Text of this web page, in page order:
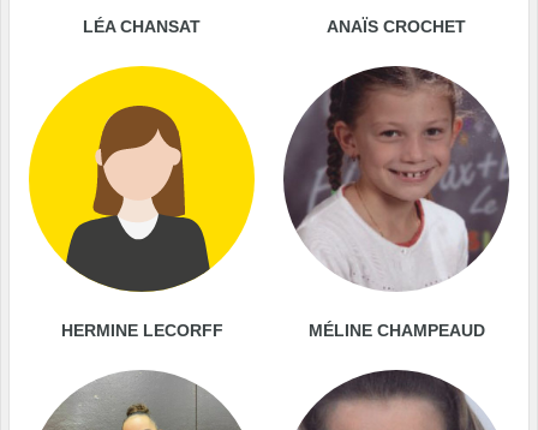
LÉA CHANSAT ANAÏS CROCHET
HERMINE LECORFF MÉLINE CHAMPEAUD